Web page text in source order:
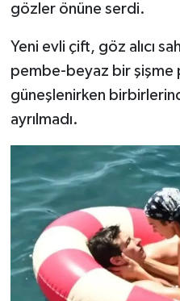
gözler önüne serdi.
Yeni evli çift, göz alıcı
pembe-beyaz bir
güneşlenirken
ayrılmadı.